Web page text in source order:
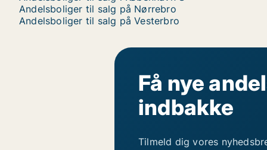
Andelsboliger til salg på Nørrebro
Andelsboliger til salg på Vesterbro
Få nye
indbakke
Tilmeld dig vores